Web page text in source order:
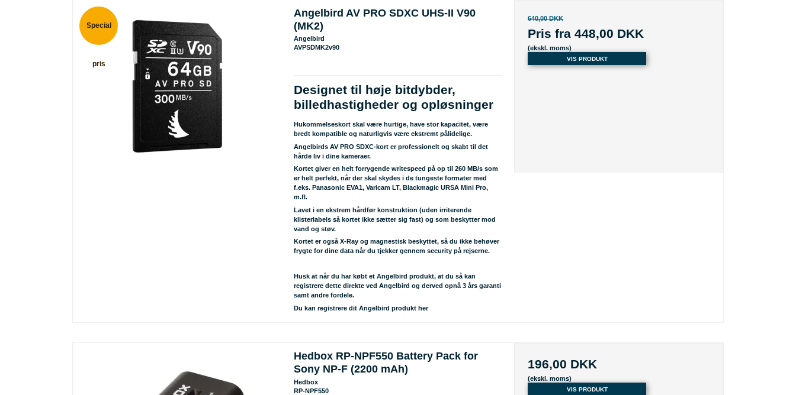
Special
pris
Angelbird AV PRO SDXC UHS-II V90
(MK2)
Angelbird
AVPSDMK2v90
Designet til høje bitdybder,
billedhastigheder og opløsninger
Hukommelseskort skal være hurtige, have stor kapacitet, være
bredt kompatible og naturligvis være ekstremt pålidelige.
Angelbirds AV PRO SDXC-kort er professionelt og skabt til det
hårde liv i dine kameraer.
Kortet giver en helt forrygende writespeed på op til 260 MB/s som
er helt perfekt, når der skal skydes i de tungeste formater med
f.eks. Panasonic EVA1, Varicam LT, Blackmagic URSA Mini Pro,
m.fl.
Lavet i en ekstrem hårdfør konstruktion (uden irriterende
klisterlabels så kortet ikke sætter sig fast) og som beskytter mod
vand og støv.
Kortet er også X-Ray og magnestisk beskyttet, så du ikke behøver
frygte for dine data når du tjekker gennem security på rejserne.
Huskat når du har købt et Angelbird produkt, at du så kan
registrere dette direkte ved Angelbird og derved opnå 3 års garanti
samt andre fordele.
Du kan registrere dit Angelbird produkt her
640,00 DKK
Pris fra448,00 DKK
(ekskl. moms)
VIS PRODUKT
Hedbox RP-NPF550 Battery Pack for
Sony NP-F (2200 mAh)
Hedbox
RP-NPF550
196,00 DKK
(ekskl. moms)
VIS PRODUKT